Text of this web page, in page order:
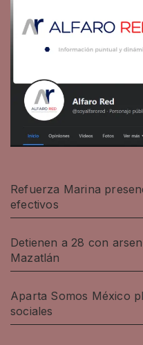
Refuerza Marina
efectivos
Detienen a 28 con
Mazatlán
Aparta Somos México
sociales